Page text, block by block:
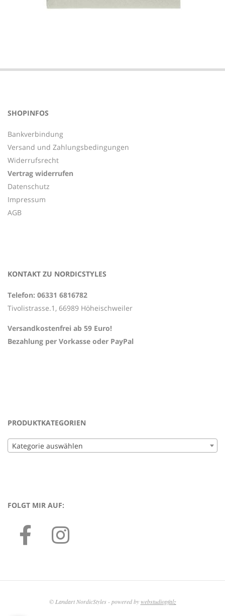
01-
SHOPINFOS
Bankverbindung
Versand und Zahlungsbedingungen
Widerrufsrecht
Vertrag widerrufen
Datenschutz
Impressum
AGB
KONTAKT ZU NORDICSTYLES
Telefon: 06331 6816782
Tivolistrasse.1, 66989 Höheischweiler
Versandkostenfrei ab 59 Euro!
Bezahlung per Vorkasse oder PayPal
PRODUKTKATEGORIEN
Kategorie auswählen
FOLGT MIR AUF:
© Landart NordicStyles - powered bywebstudiopfalz